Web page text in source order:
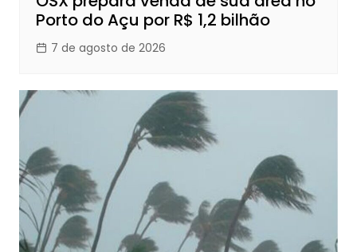
Porto do Açu por R$ 1,2 bilhão
7 de agosto de 2026